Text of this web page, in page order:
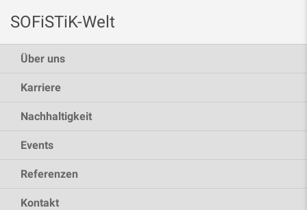
SOFiSTiK-Welt
Über uns
Karriere
Nachhaltigkeit
Events
Referenzen
Kontakt